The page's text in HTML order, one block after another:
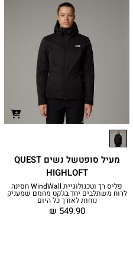
מעיל סופטשל נשים QUEST
HIGHLOFT
פליס רך וטכנולוגיית WindWall‎ חסינה
לרוח משתלבים יחד בג'קט מחמם שמעניק
נוחות לאורך כל היום
₪ 549.90